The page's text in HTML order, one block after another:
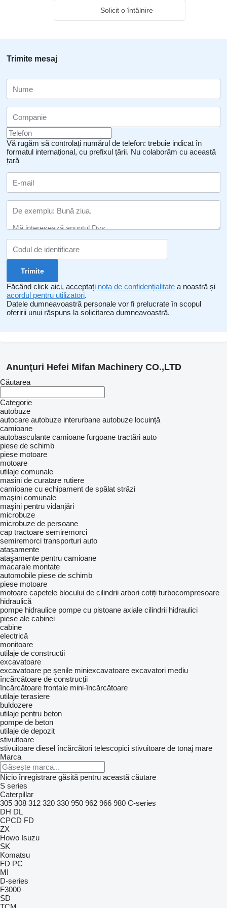
Solicit o întâlnire
Trimite mesaj
Vă rugăm să controlați numărul de telefon: trebuie indicat în
formatul internațional, cu prefixul țării. Nu colaborăm cu această
țară
Făcând click aici, acceptați nota de confidențialitate a noastră și
acordul pentru utilizatori.
Datele dumneavoastră personale vor fi prelucrate în scopul
oferirii unui răspuns la solicitarea dumneavoastră.
Anunţuri Hefei Mifan Machinery CO.,LTD
Căutarea
Categorie
autobuze
autocare autobuze interurbane autobuze locuință
camioane
autobasculante camioane furgoane tractări auto
piese de schimb
piese motoare
motoare
utilaje comunale
masini de curatare rutiere
camioane cu echipament de spălat străzi
maşini comunale
maşini pentru vidanjări
microbuze
microbuze de persoane
cap tractoare semiremorci
semiremorci transporturi auto
ataşamente
ataşamente pentru camioane
macarale montate
automobile piese de schimb
piese motoare
motoare capetele blocului de cilindrii arbori cotiți turbocompresoare
hidraulică
pompe hidraulice pompe cu pistoane axiale cilindrii hidraulici
piese ale cabinei
cabine
electrică
monitoare
utilaje de constructii
excavatoare
excavatoare pe şenile miniexcavatoare excavatori mediu
încărcătoare de construcții
încărcătoare frontale mini-încărcătoare
utilaje terasiere
buldozere
utilaje pentru beton
pompe de beton
utilaje de depozit
stivuitoare
stivuitoare diesel încărcători telescopici stivuitoare de tonaj mare
Marca
Nicio înregistrare găsită pentru această căutare
S series
Caterpillar
305 308 312 320 330 950 962 966 980 C-series
DH DL
CPCD FD
ZX
Howo Isuzu
SK
Komatsu
FD PC
MI
D-series
F3000
SD